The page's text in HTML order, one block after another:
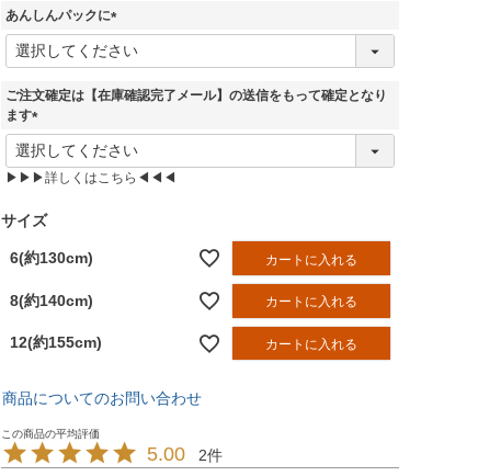
)
あんしんパックに
(
必
)
ご注文確定は【在庫確認完了メール】の送信をもって確定となり
ます
(
必
須
▶▶▶詳しくはこちら◀◀◀
サイズ
6(約130cm) カートに入れる
8(約140cm) カートに入れる
12(約155cm) カートに入れる
商品についてのお問い合わせ
5.00 2